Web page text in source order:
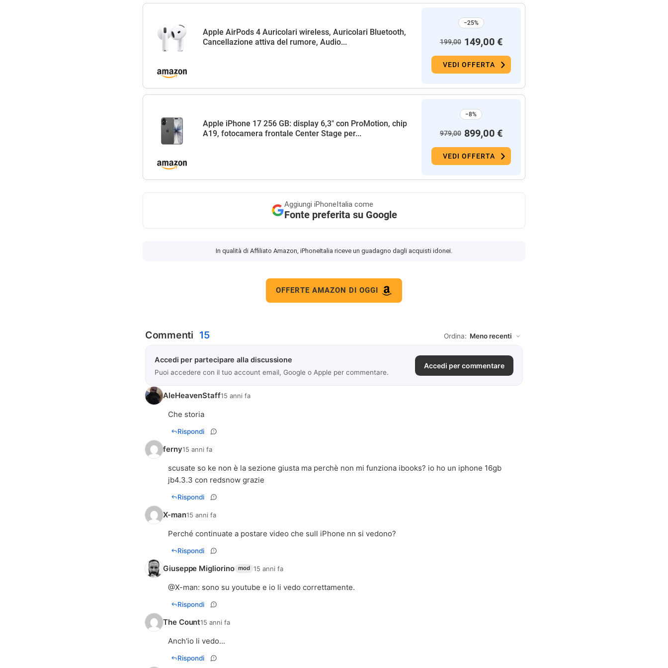
Apple AirPods 4 Auricolari wireless, Auricolari Bluetooth,
Cancellazione attiva del rumore, Audio...
−25%
199,00 149,00 €
VEDI OFFERTA
Apple iPhone 17 256 GB: display 6,3" con ProMotion, chip
A19, fotocamera frontale Center Stage per...
−8%
979,00 899,00 €
VEDI OFFERTA
Aggiungi iPhoneItalia come
Fonte preferita su Google
In qualità di Affiliato Amazon, iPhoneItalia riceve un guadagno dagli acquisti idonei.
OFFERTE AMAZON DI OGGI
Commenti 15 Ordina:
Accedi per partecipare alla discussione
Puoi accedere con il tuo account email, Google o Apple per commentare.
Accedi per commentare
AleHeavenStaff15 anni fa
Che storia
Rispondi
ferny15 anni fa
scusate so ke non è la sezione giusta ma perchè non mi funziona ibooks? io ho un iphone 16gb
jb4.3.3 con redsnow grazie
Rispondi
X-man15 anni fa
Perché continuate a postare video che sull iPhone nn si vedono?
Rispondi
Giuseppe Migliorino mod 15 anni fa
@X-man: sono su youtube e io li vedo correttamente.
Rispondi
The Count15 anni fa
Anch'io li vedo...
Rispondi